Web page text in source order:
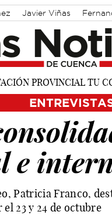
Javier Viñas
José
e
Patricia Franco,
23 y 24 de octubre